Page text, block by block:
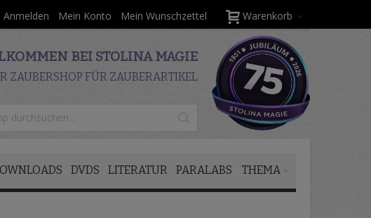
Warenkorb
Anmelden Mein Konto Mein Wunschzettel
BEI STOLINA MAGIE
ZAUBERSHOP FÜR ZAUBERARTIKEL
DVDS LITERATUR PARALABS THEMA